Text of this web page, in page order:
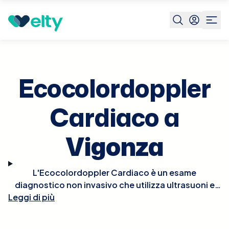
Prenota visita Vigonza
Ecocolordoppler
Cardiaco a
Vigonza
L'Ecocolordoppler Cardiaco è un esame
diagnostico non invasivo che utilizza ultrasuoni e
tecnologia Doppler per visualizzare in tempo reale le
Leggi di più